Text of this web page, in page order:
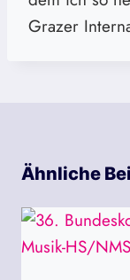
Grazer
Ähnliche